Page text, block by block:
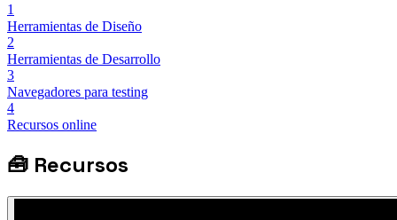
1
Herramientas de Diseño
2
Herramientas de Desarrollo
3
Navegadores para testing
4
Recursos online
🧰 Recursos